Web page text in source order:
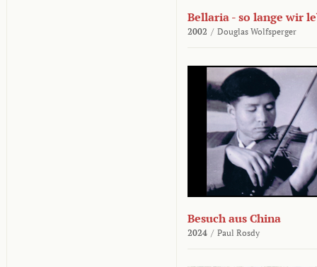
Bellaria - so lange wir
2002 / Douglas Wolfsperger
Besuch aus China
2024 / Paul Rosdy